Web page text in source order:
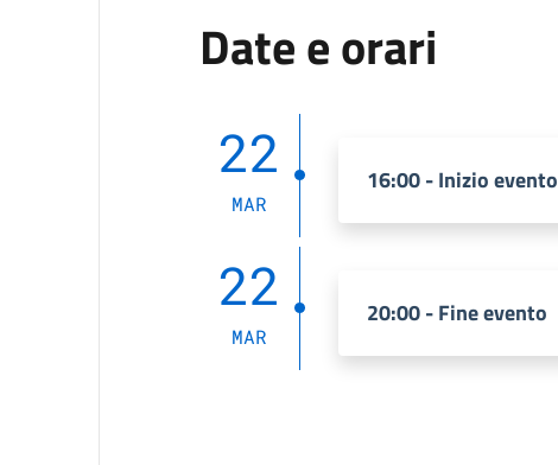
Date e orari
22
MAR
16:00 - Inizio evento
22
MAR
20:00 - Fine evento